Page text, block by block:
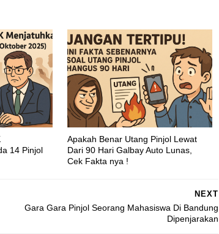
14 Pinjol
Apakah Benar Utang Pinjol Lewat
Dari 90 Hari Galbay Auto Lunas,
Cek Fakta nya !
NEXT
Gara Gara Pinjol Seorang Mahasiswa Di Bandung
Dipenjarakan